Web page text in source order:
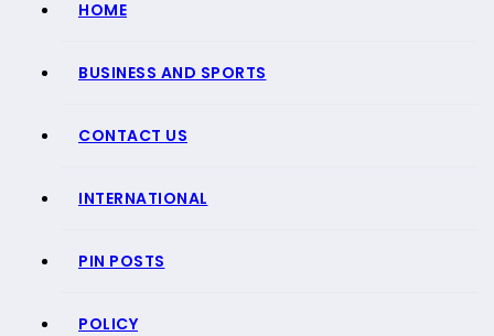
HOME
BUSINESS AND SPORTS
CONTACT US
INTERNATIONAL
PIN POSTS
POLICY